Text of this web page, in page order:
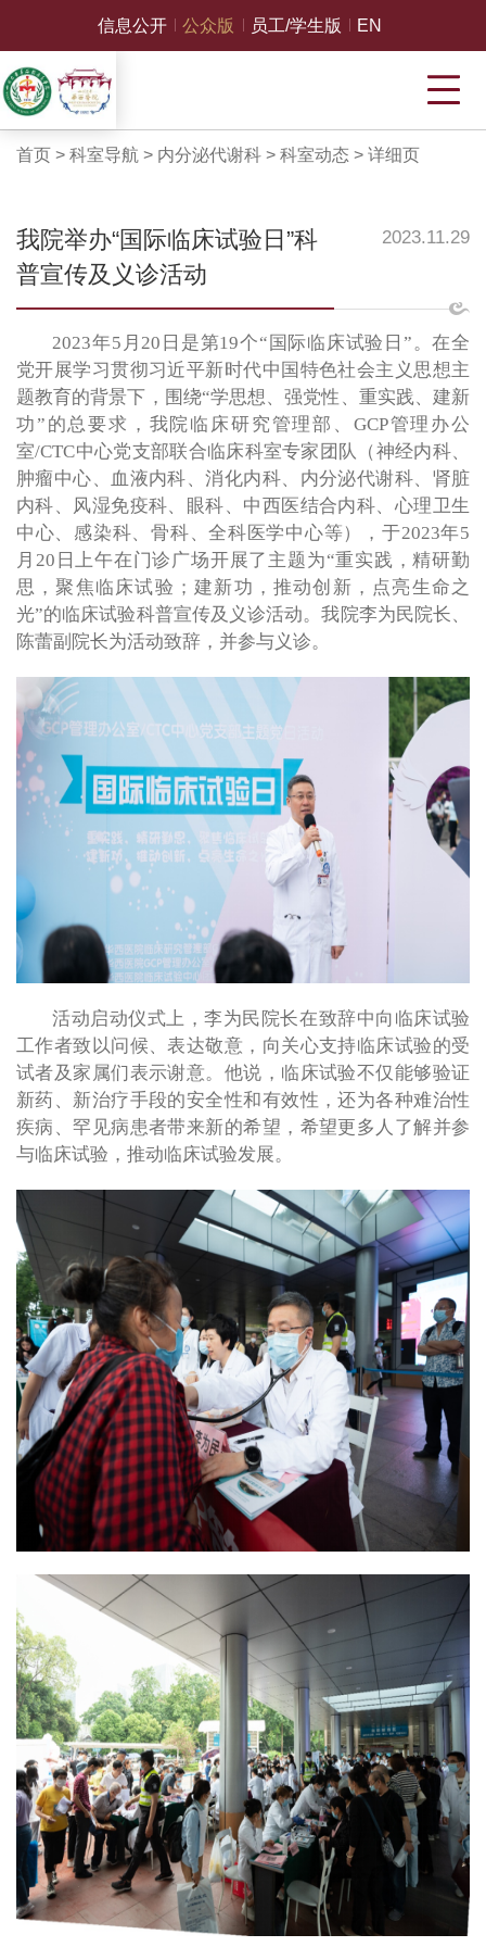
信息公开 公众版 员工/学生版 EN
首页 > 科室导航> 内分泌代谢科> 科室动态 > 详细页
我院举办“国际临床试验日”科
普宣传及义诊活动
2023.11.29
2023年5月20日是第19个“国际临床试验日”。在全
党开展学习贯彻习近平新时代中国特色社会主义思想主
题教育的背景下，围绕“学思想、强党性、重实践、建新
功”的总要求，我院临床研究管理部、GCP管理办公
室/CTC中心党支部联合临床科室专家团队（神经内科、
肿瘤中心、血液内科、消化内科、内分泌代谢科、肾脏
内科、风湿免疫科、眼科、中西医结合内科、心理卫生
中心、感染科、骨科、全科医学中心等），于2023年5
月20日上午在门诊广场开展了主题为“重实践，精研勤
思，聚焦临床试验；建新功，推动创新，点亮生命之
光”的临床试验科普宣传及义诊活动。我院李为民院长、
陈蕾副院长为活动致辞，并参与义诊。
活动启动仪式上，李为民院长在致辞中向临床试验
工作者致以问候、表达敬意，向关心支持临床试验的受
试者及家属们表示谢意。他说，临床试验不仅能够验证
新药、新治疗手段的安全性和有效性，还为各种难治性
疾病、罕见病患者带来新的希望，希望更多人了解并参
与临床试验，推动临床试验发展。